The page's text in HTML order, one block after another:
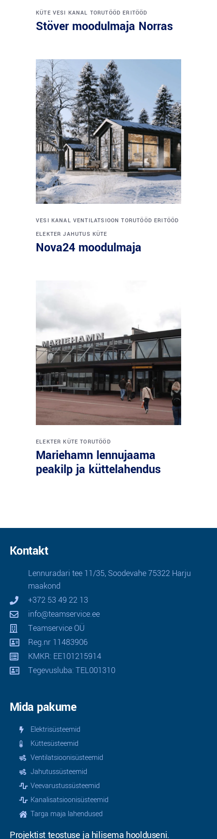
KÜTE VESI KANAL TORUTÖÖD ERITÖÖD
Stöver moodulmaja Norras
VESI KANAL VENTILATSIOON TORUTÖÖD ERITÖÖD
ELEKTER JAHUTUS KÜTE
Nova24 moodulmaja
ELEKTER KÜTE TORUTÖÖD
Mariehamn lennujaama
peakilp ja küttelahendus
Kontakt
Lennuradari tee 11/35, Soodevahe 75322 Harju
maakond
+372 53 49 22 13
info@teamservice.ee
Teamservice OÜ
Reg.nr 11483906
KMKR: EE101215914
Tegevusluba: TEL001310
Mida pakume
Elektrisüsteemid
Küttesüsteemid
Ventilatsioonisüsteemid
Jahutussüsteemid
Veevarustussüsteemid
Kanalisatsioonisüsteemid
Targa maja lahendused
Projektist teostuse ja hilisema hoolduseni.